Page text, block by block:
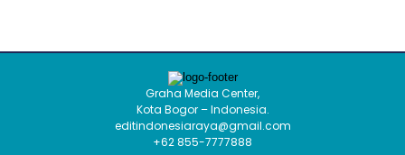
Graha Media Center,
Kota Bogor – Indonesia.
editindonesiaraya@gmail.com
+62 855-7777888